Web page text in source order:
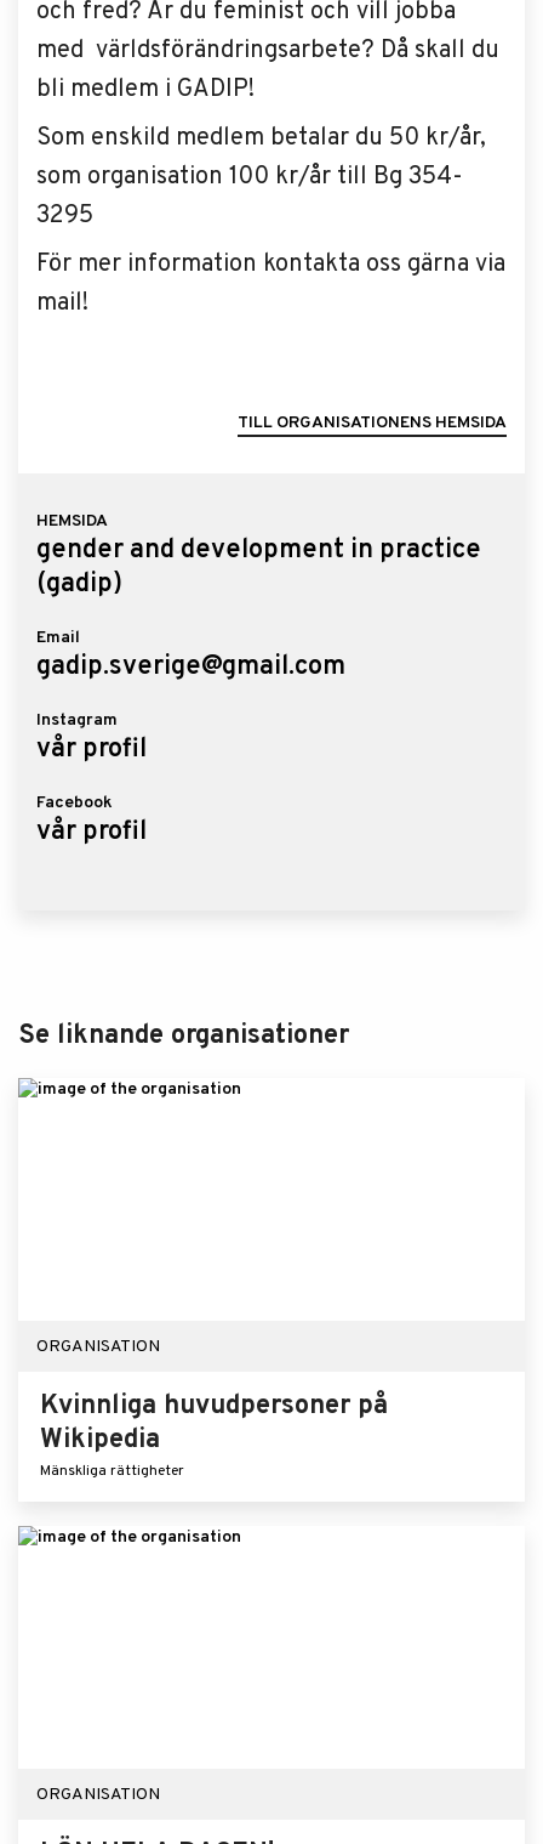
HEMSIDA
gender and development in practice
(gadip)
Email
gadip.sverige@gmail.com
Instagram
vår profil
Facebook
vår profil
och fred? Är du feminist och vill jobba
med världsförändringsarbete? Då skall du
bli medlem i GADIP!
Som enskild medlem betalar du 50 kr/år,
som organisation 100 kr/år till Bg 354-
3295
För mer information kontakta oss gärna via
mail!
TILL ORGANISATIONENS HEMSIDA
Se liknande organisationer
ORGANISATION
Kvinnliga huvudpersoner på
Wikipedia
Mänskliga rättigheter
ORGANISATION